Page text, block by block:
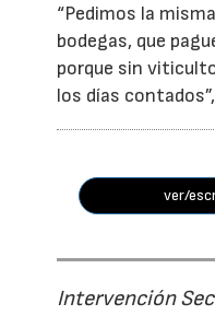
“Pedimos la
bodegas, que
porque sin
los días
ver/
Intervención